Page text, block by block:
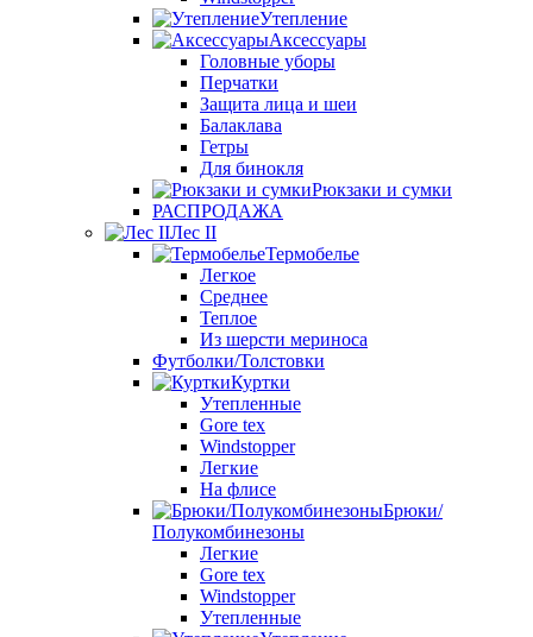
Утепление
Аксессуары
Головные уборы
Перчатки
Защита лица и шеи
Балаклава
Гетры
Для бинокля
Рюкзаки и сумки
РАСПРОДАЖА
Лес II
Термобелье
Легкое
Среднее
Теплое
Из шерсти мериноса
Футболки/Толстовки
Куртки
Утепленные
Gore tex
Windstopper
Легкие
На флисе
Брюки/
Полукомбинезоны
Легкие
Gore tex
Windstopper
Утепленные